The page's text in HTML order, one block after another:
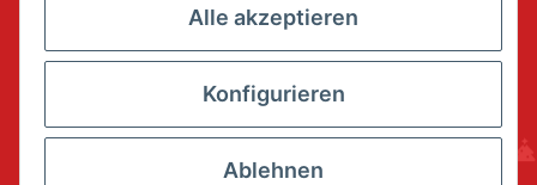
* Alle Preise inkl. gesetzlicher USt., zzgl.
Alle akzeptieren
Konfigurieren
Ablehnen